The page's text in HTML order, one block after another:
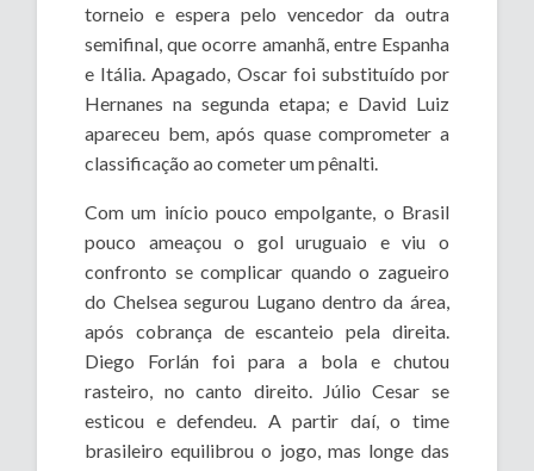
torneio e espera pelo vencedor da outra
semifinal, que ocorre amanhã, entre Espanha
e Itália. Apagado, Oscar foi substituído por
Hernanes na segunda etapa; e David Luiz
apareceu bem, após quase comprometer a
classificação ao cometer um pênalti.
Com um início pouco empolgante, o Brasil
pouco ameaçou o gol uruguaio e viu o
confronto se complicar quando o zagueiro
do Chelsea segurou Lugano dentro da área,
após cobrança de escanteio pela direita.
Diego Forlán foi para a bola e chutou
rasteiro, no canto direito. Júlio Cesar se
esticou e defendeu. A partir daí, o time
brasileiro equilibrou o jogo, mas longe das